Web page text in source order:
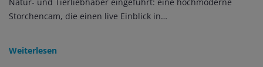
Storchencam, die einen live Einblick in…
Weiterlesen